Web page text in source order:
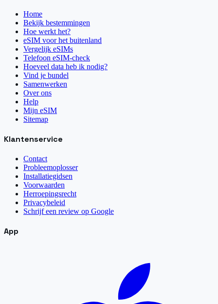
Home
Bekijk bestemmingen
Hoe werkt het?
eSIM voor het buitenland
Vergelijk eSIMs
Telefoon eSIM-check
Hoeveel data heb ik nodig?
Vind je bundel
Samenwerken
Over ons
Help
Mijn eSIM
Sitemap
Klantenservice
Contact
Probleemoplosser
Installatiegidsen
Voorwaarden
Herroepingsrecht
Privacybeleid
Schrijf een review op Google
App